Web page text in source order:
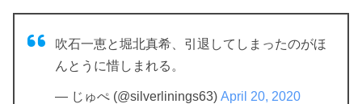
吹石一恵と堀北真希、引退してしまったのがほ
んとうに惜しまれる。
— じゅぺ (@silverlinings63) April 20, 2020